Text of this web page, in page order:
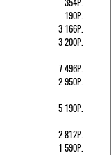
190Р.
3 166Р.
3 200Р.
7 496Р.
2 950Р.
5 190Р.
2 812Р.
1 590Р.